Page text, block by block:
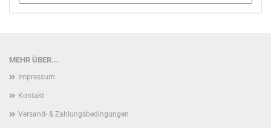
MEHR ÜBER...
Impressum
Kontakt
Versand- & Zahlungsbedingungen